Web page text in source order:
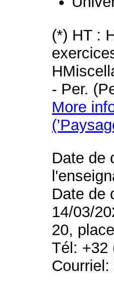
(*) HT :
- Per.
More
Date de
Date de
14/03/
20,
Tél: +32